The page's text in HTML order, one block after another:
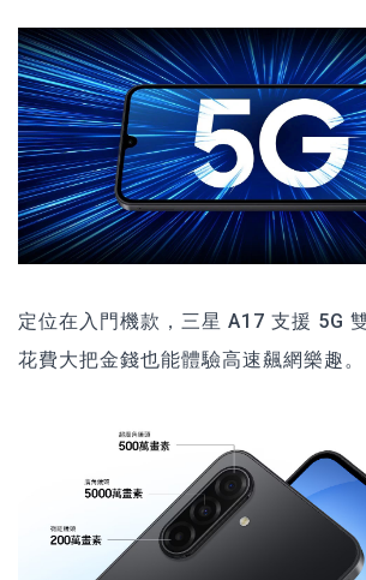
定位在入門機款，三星 A17 支援 5G
花費大把金錢也能體驗高速飆網樂趣。